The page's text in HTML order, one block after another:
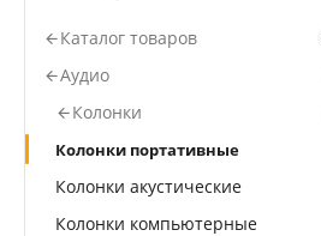
Каталог товаров
Аудио
Колонки
Колонки портативные
Колонки акустические
Колонки компьютерные